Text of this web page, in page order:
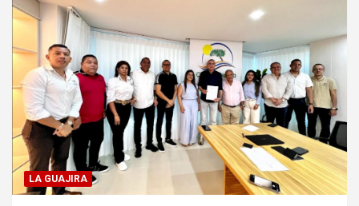
LA GUAJIRA